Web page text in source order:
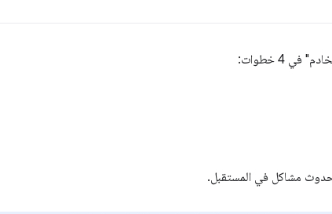
4 خطوات:
حدوث مشاكل في المستقبل.